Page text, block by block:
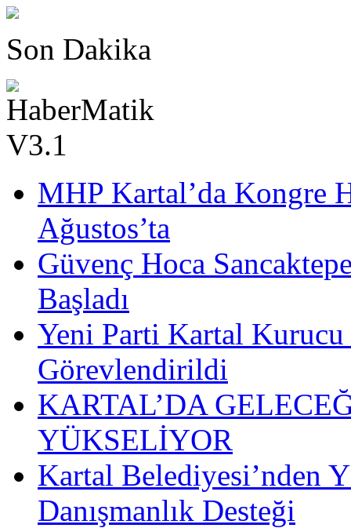
Son Dakika
MHP Kartal’da Kongre
Ağustos’ta
Güvenç Hoca
Başladı
Yeni Parti Kartal Kurucu
Görevlendirildi
KARTAL’DA
YÜKSELİYOR
Kartal Belediyesi’nden
Danışmanlık Desteği